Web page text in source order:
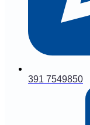
391 7549850